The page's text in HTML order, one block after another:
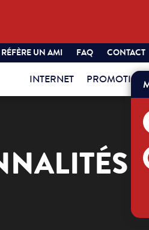
RÉFÈRE UN AMI FAQ CONTACT
INTERNET